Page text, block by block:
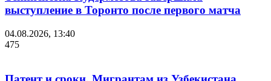
выступление в Торонто после первого матча
04.08.2026, 13:40
475